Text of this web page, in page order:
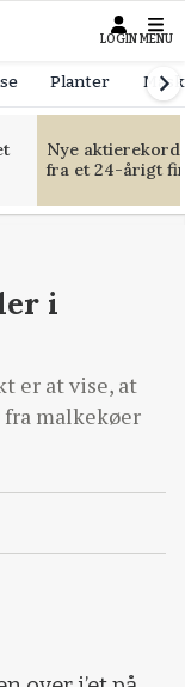
LOGIN MENU
Planter
Nye
fra et 24-årigt
i
er at vise, at
fra malkekøer